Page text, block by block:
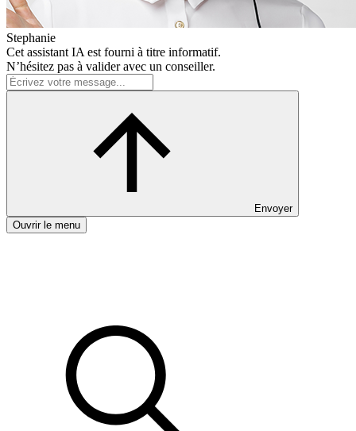
Stephanie
Cet assistant IA est fourni à titre informatif.
N’hésitez pas à valider avec un conseiller.
Envoyer
Ouvrir le menu